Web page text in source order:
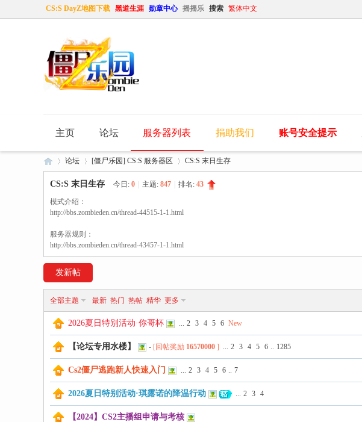
CS:S DayZ地图下载 黑道生涯 勋章中心 摇摇乐 搜索 繁体中文
主页 论坛 服务器列表 捐助我们 账号安全提示
僵
尸
»
论坛
›
[僵尸乐园] CS:S 服务器区
›
CS:S 末日生存
CS:S 末日生存 今日: 0 主题: 847 排名: 43
模式介绍：
http://bbs.zombieden.cn/thread-44515-1-1.html
服务器规则：
http://bbs.zombieden.cn/thread-43457-1-1.html
发新帖
全部主题 最新 热门 热帖 精华 更多
2026夏日特别活动·你哥杯 ... 2 3 4 5 6 New
【论坛专用水楼】 - [回帖奖励 16570000 ] ... 2 3 4 5 6 .. 1285
Cs2僵尸逃跑新人快速入门 ... 2 3 4 5 6 .. 7
2026夏日特别活动·琪露诺的降温行动 ... 2 3 4
【2024】CS2主播组申请与考核